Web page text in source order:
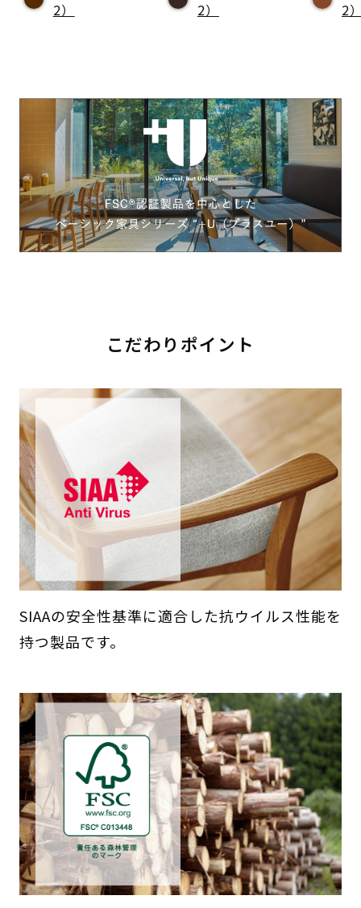
2）
2）
2
こだわりポイント
SIAAの安全性基準に適合した抗ウイルス性能を
持つ製品です。